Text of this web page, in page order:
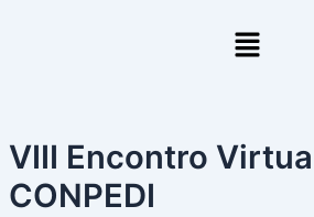
Menu
VIII Encontro
CONPEDI